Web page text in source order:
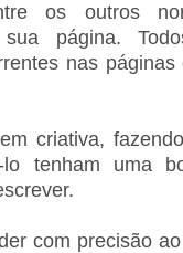
os outros
sua página.
nas páginas
criativa,
tenham uma
com precisão